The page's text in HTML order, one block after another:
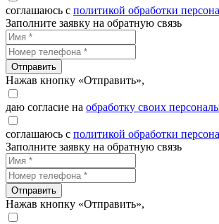
соглашаюсь с политикой обработки
Заполните заявку на обратную связь
Отправить
Нажав кнопку «Отправить»,
даю согласие на обработку своих
соглашаюсь с политикой обработки
Заполните заявку на обратную связь
Отправить
Нажав кнопку «Отправить»,